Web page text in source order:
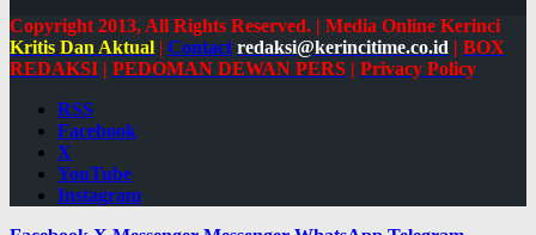
Copyright 2013, All Rights Reserved. | Media Online Kerinci
Kritis Dan Aktual | Contact redaksi@kerincitime.co.id | BOX
REDAKSI | PEDOMAN DEWAN PERS | Privacy Policy
RSS
Facebook
X
YouTube
Instagram